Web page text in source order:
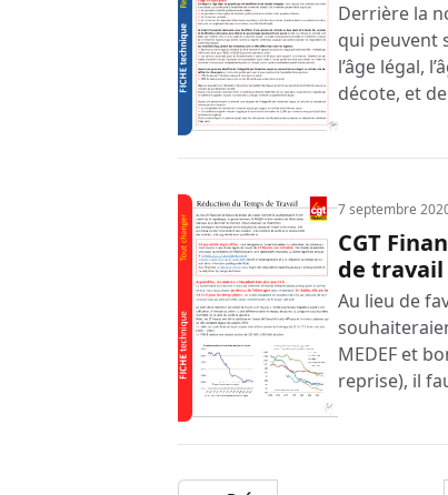
Derrière la
qui peuvent
l’âge légal,
décote, et
7 septembre
CGT
de travail
Au lieu de
MEDEF et
reprise), il